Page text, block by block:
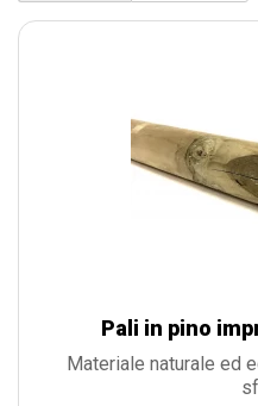
Pali in pino
Materiale naturale ed